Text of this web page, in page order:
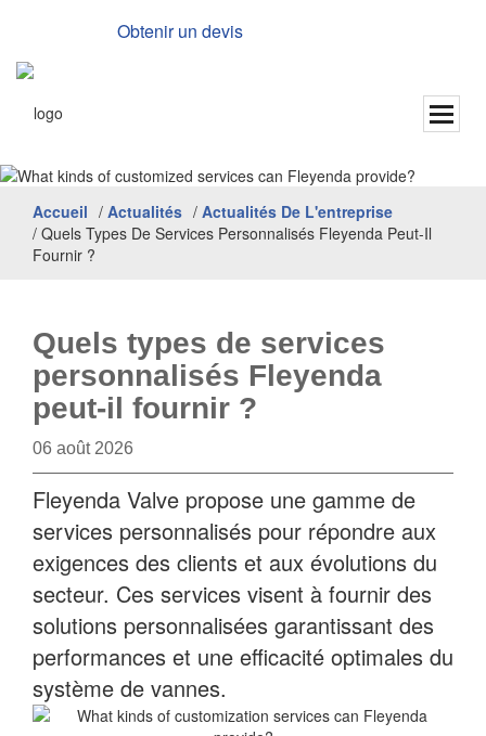
Obtenir un devis
Accueil / Actualités / Actualités De L'entreprise
/ Quels Types De Services Personnalisés Fleyenda Peut-Il
Fournir ?
Quels types de services
personnalisés Fleyenda
peut-il fournir ?
06 août 2026
Fleyenda Valve propose une gamme de
services personnalisés pour répondre aux
exigences des clients et aux évolutions du
secteur. Ces services visent à fournir des
solutions personnalisées garantissant des
performances et une efficacité optimales du
système de vannes.